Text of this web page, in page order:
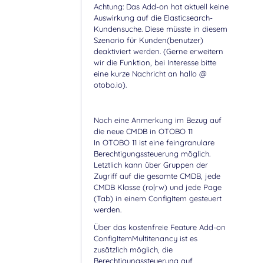
Achtung: Das Add-on hat aktuell keine
Auswirkung auf die Elasticsearch-
Kundensuche. Diese müsste in diesem
Szenario für Kunden(benutzer)
deaktiviert werden. (Gerne erweitern
wir die Funktion, bei Interesse bitte
eine kurze Nachricht an hallo @
otobo.io).
Noch eine Anmerkung im Bezug auf
die neue CMDB in OTOBO 11
In OTOBO 11 ist eine feingranulare
Berechtigungssteuerung möglich.
Letztlich kann über Gruppen der
Zugriff auf die gesamte CMDB, jede
CMDB Klasse (ro|rw) und jede Page
(Tab) in einem ConfigItem gesteuert
werden.
Über das kostenfreie Feature Add-on
ConfigItemMultitenancy ist es
zusätzlich möglich, die
Berechtigungssteuerung auf